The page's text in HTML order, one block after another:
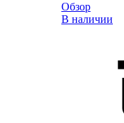
Обзор
В наличии